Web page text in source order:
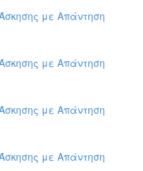
με Απάντηση
με Απάντηση
με Απάντηση
με Απάντηση